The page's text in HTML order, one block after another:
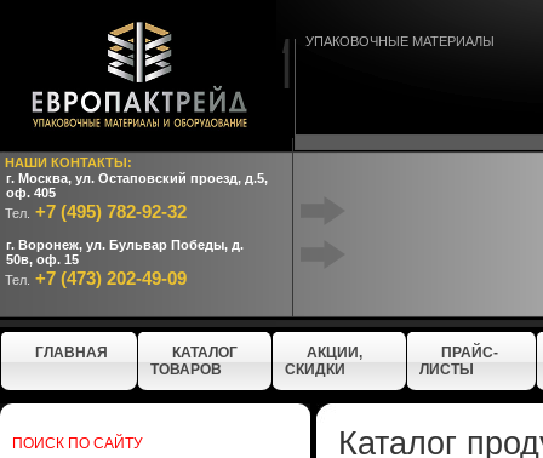
НАШИ КОНТАКТЫ:
г. Москва, ул. Остаповский проезд, д.5,
оф. 405
Тел. +7 (495) 782-92-32
г. Воронеж, ул. Бульвар Победы, д.
50в, оф. 15
Тел. +7 (473) 202-49-09
УПАКОВОЧНЫЕ МАТЕРИАЛЫ
ГЛАВНАЯ
КАТАЛОГ
ТОВАРОВ
АКЦИИ,
СКИДКИ
ПРАЙС-
ЛИСТЫ
ПОИСК ПО САЙТУ Каталог